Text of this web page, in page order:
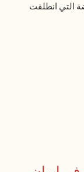
تلك الانتفاضة التي انطلقت